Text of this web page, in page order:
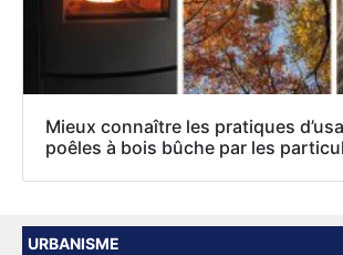
Mieux connaître les pratiques
poêles à bois bûche par les
URBANISME